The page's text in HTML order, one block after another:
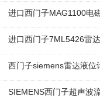
进口西门子MAG1100电
进口西门子7ML5426雷
西门子siemens雷达液位
SIEMENS西门子超声波